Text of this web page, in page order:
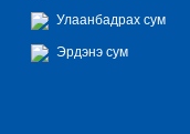
Улаанбадрах сум
Эрдэнэ сум